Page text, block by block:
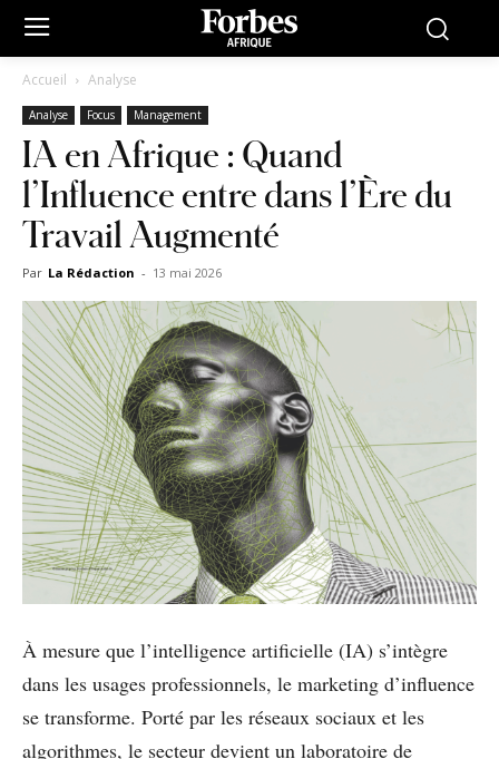
Accueil Analyse
Analyse Focus Management
IA en Afrique : Quand
l’Influence entre dans l’Ère du
Travail Augmenté
Par La Rédaction - 13 mai 2026
À mesure que l’intelligence artificielle (IA) s’intègre
dans les usages professionnels, le marketing d’influence
se transforme. Porté par les réseaux sociaux et les
algorithmes, le secteur devient un laboratoire de